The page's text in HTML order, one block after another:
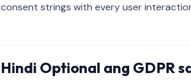
consent strings with every user
Hindi Optional ang GDPR